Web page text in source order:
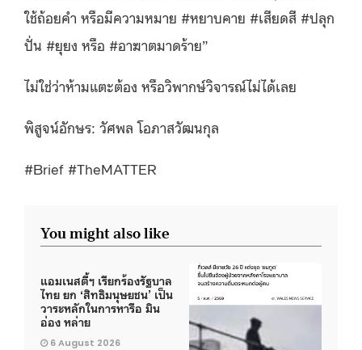
ใช้ถ้อยคำ หรือมีความหมาย #หยาบคาย #เสียดสี #ปลุก
ปั่น #ยุยง หรือ #อาฆาตมาดร้าย”
ไม่ใช่ว่าห้ามแตะต้อง หรือวิพากษ์วิจารณ์ไม่ได้เลย
พิสูจน์อักษร: วัศพล โอภาสวัฒนกุล
#Brief #TheMATTER
You might also like
แอมเนสตี้ฯ เรียกร้องรัฐบาล
ไทย ยก ‘สิทธิมนุษยชน’ เป็น
วาระหลักในการหารือ มิน
อ่อง หล่าย
6 August 2026